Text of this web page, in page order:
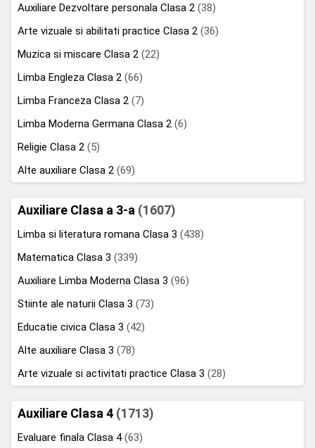
Auxiliare Dezvoltare personala Clasa 2 (38)
Arte vizuale si abilitati practice Clasa 2 (36)
Muzica si miscare Clasa 2 (22)
Limba Engleza Clasa 2 (66)
Limba Franceza Clasa 2 (7)
Limba Moderna Germana Clasa 2 (6)
Religie Clasa 2 (5)
Alte auxiliare Clasa 2 (69)
Auxiliare Clasa a 3-a (1607)
Limba si literatura romana Clasa 3 (438)
Matematica Clasa 3 (339)
Auxiliare Limba Moderna Clasa 3 (96)
Stiinte ale naturii Clasa 3 (73)
Educatie civica Clasa 3 (42)
Alte auxiliare Clasa 3 (78)
Arte vizuale si activitati practice Clasa 3 (28)
Auxiliare Clasa 4 (1713)
Evaluare finala Clasa 4(63)